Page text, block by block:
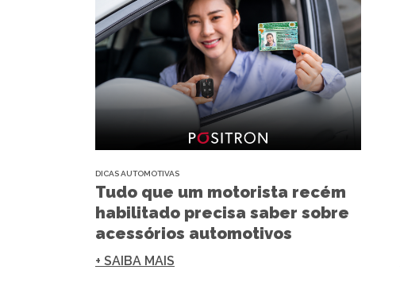
DICAS AUTOMOTIVAS
Tudo que um motorista recém
habilitado precisa saber sobre
acessórios automotivos
+ SAIBA MAIS